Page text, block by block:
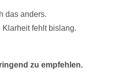
das anders.
fehlt bislang.
zu empfehlen.